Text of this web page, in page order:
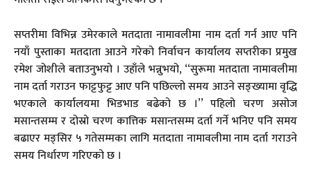
सप्तरीमा विभिन्न उमेरकाले मतदाता नामावलीमा नाम दर्ता गर्न आए पनि
नयाँ पुस्ताका मतदाता आउने गरेको निर्वाचन कार्यालय सप्तरीका प्रमुख
रमेश जोशीले बताउनुभयो । उहाँले भन्नुभयो, ‘‘सुरूमा मतदाता नामावलीमा
नाम दर्ता गराउन फाट्टफुट्ट आए पनि पछिल्लो समय आउने सङ्ख्यामा वृद्धि
भएकाले कार्यालयमा भिडभाड बढेको छ ।’’ पहिलो चरण असोज
मसान्तसम्म र दोस्रो चरण कात्तिक मसान्तसम्म दर्ता गर्ने भनिए पनि समय
बढाएर मङ्सिर ५ गतेसम्मका लागि मतदाता नामावलीमा नाम दर्ता गराउने
समय निर्धारण गरिएको छ ।